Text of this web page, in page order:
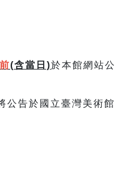
(含當日)於本館網站公
公告於國立臺灣美術館